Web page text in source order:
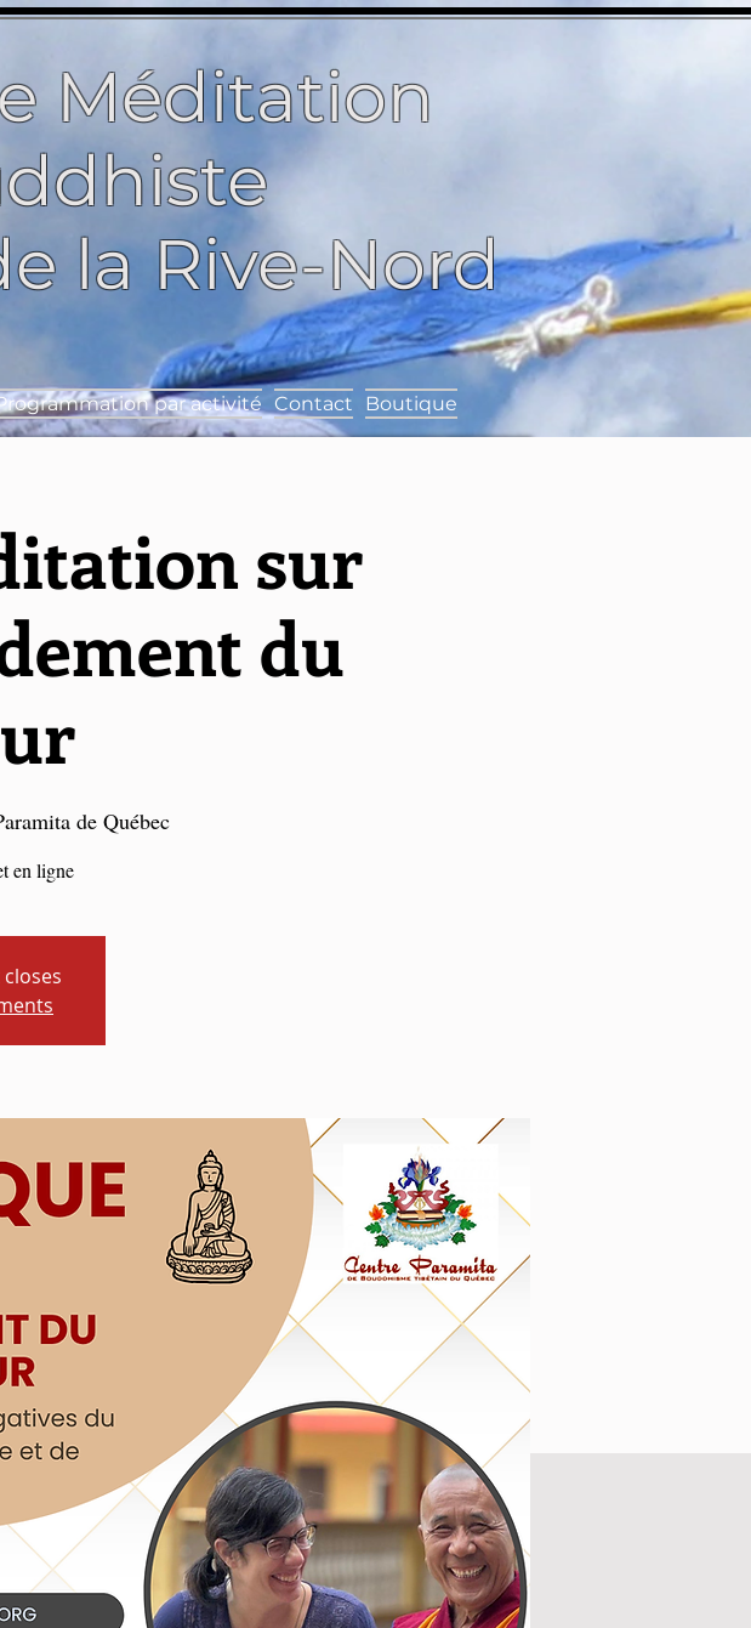
Méditation
la Rive-Nord
par activité Contact Boutique
sur
du
de Québec
en ligne